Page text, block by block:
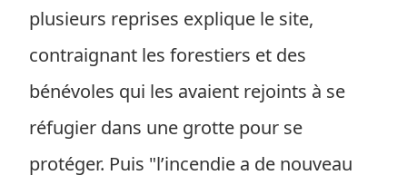
plusieurs reprises explique le site,
contraignant les forestiers et des
bénévoles qui les avaient rejoints à se
réfugier dans une grotte pour se
protéger. Puis "l’incendie a de nouveau